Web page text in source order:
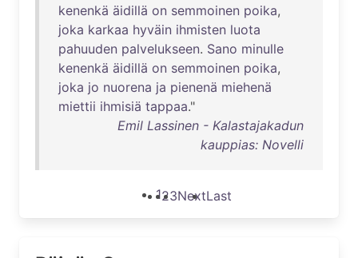
kenenkä äidillä on semmoinen poika,
joka karkaa hyväin ihmisten luota
pahuuden palvelukseen. Sano minulle
kenenkä äidillä on semmoinen poika,
joka jo nuorena ja pienenä miehenä
miettii ihmisiä tappaa."
Emil Lassinen - Kalastajakadun
kauppias: Novelli
123NextLast